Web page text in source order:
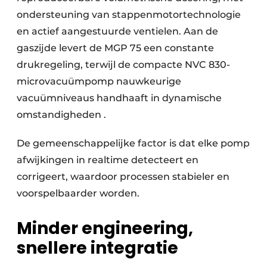
ondersteuning van stappenmotortechnologie
en actief aangestuurde ventielen. Aan de
gaszijde levert de MGP 75 een constante
drukregeling, terwijl de compacte NVC 830-
microvacuümpomp nauwkeurige
vacuümniveaus handhaaft in dynamische
omstandigheden .
De gemeenschappelijke factor is dat elke pomp
afwijkingen in realtime detecteert en
corrigeert, waardoor processen stabieler en
voorspelbaarder worden.
Minder engineering,
snellere integratie